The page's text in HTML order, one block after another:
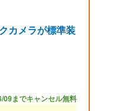
カメラが標準装
09までキャンセル無料